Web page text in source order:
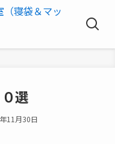
選
11月30日